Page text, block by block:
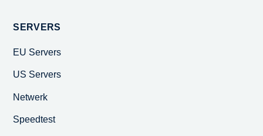
SERVERS
EU Servers
US Servers
Netwerk
Speedtest